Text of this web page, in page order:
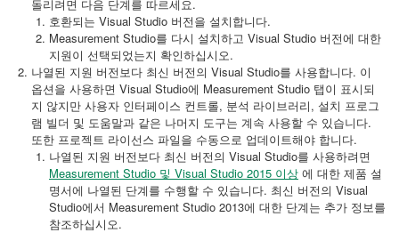
돌리려면 다음 단계를 따르세요.
호환되는 Visual Studio 버전을 설치합니다.
Measurement Studio를 다시 설치하고 Visual Studio 버전에 대한
지원이 선택되었는지 확인하십시오.
나열된 지원 버전보다 최신 버전의 Visual Studio를 사용합니다. 이
옵션을 사용하면 Visual Studio에 Measurement Studio 탭이 표시되
지 않지만 사용자 인터페이스 컨트롤, 분석 라이브러리, 설치 프로그
램 빌더 및 도움말과 같은 나머지 도구는 계속 사용할 수 있습니다.
또한 프로젝트 라이선스 파일을 수동으로 업데이트해야 합니다.
나열된 지원 버전보다 최신 버전의 Visual Studio를 사용하려면
Measurement Studio 및 Visual Studio 2015 이상 에 대한 제품 설
명서에 나열된 단계를 수행할 수 있습니다. 최신 버전의 Visual
Studio에서 Measurement Studio 2013에 대한 단계는 추가 정보를
참조하십시오.